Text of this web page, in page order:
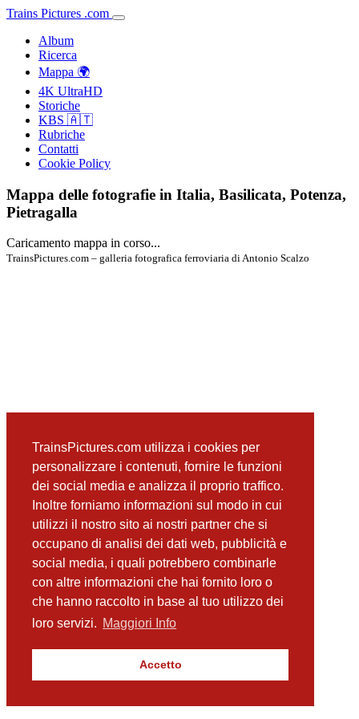
TrainsPictures.com utilizza i cookies per
personalizzare i contenuti, fornire le funzioni
dei social media e analizza il proprio traffico.
Inoltre forniamo informazioni sul modo in cui
utilizzi il nostro sito ai nostri partner che si
occupano di analisi dei dati web, pubblicità e
social media, i quali potrebbero combinarle
con altre informazioni che hai fornito loro o
che hanno raccolto in base al tuo utilizzo dei
loro servizi. Maggiori Info
Accetto
Trains Pictures .com
Album
Ricerca
Mappa 🌍
4K UltraHD
Storiche
KBS 🇦🇹
Rubriche
Contatti
Cookie Policy
Mappa delle fotografie in Italia, Basilicata, Potenza,
Pietragalla
Caricamento mappa in corso...
TrainsPictures.com – galleria fotografica ferroviaria di Antonio Scalzo